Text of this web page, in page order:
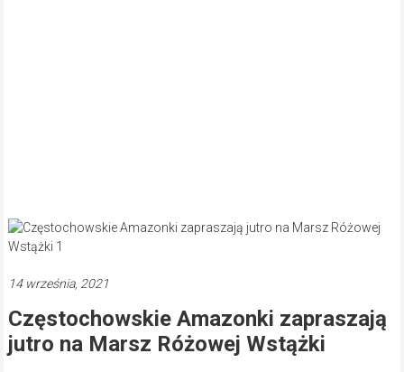
14 września, 2021
Częstochowskie Amazonki zapraszają
jutro na Marsz Różowej Wstążki